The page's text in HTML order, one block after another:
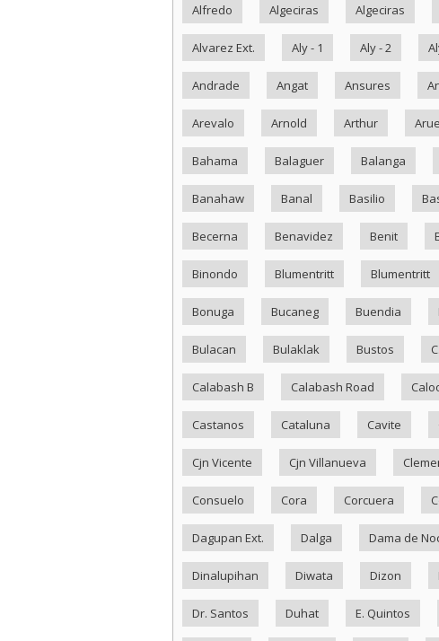
Alfredo Algeciras Algeciras
Alvarez Ext. Aly - 1 Aly - 2
Andrade Angat Ansures
Arevalo Arnold Arthur
Bahama Balaguer Balanga
Banahaw Banal Basilio
Becerna Benavidez Benit
Binondo Blumentritt Blumentritt
Bonuga Bucaneg Buendia
Bulacan Bulaklak Bustos
Calabash B Calabash Road
Castanos Cataluna Cavite
Cjn Vicente Cjn Villanueva
Consuelo Cora Corcuera
Dagupan Ext. Dalga Dama de
Dinalupihan Diwata Dizon
Dr. Santos Duhat E. Quintos